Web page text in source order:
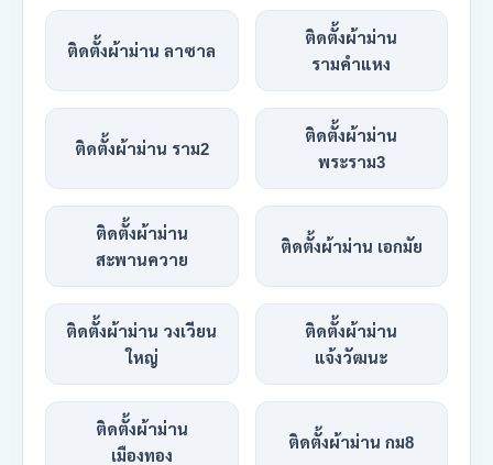
ติดตั้งผ้าม่าน ลาซาล
ติดตั้งผ้าม่าน
รามคำแหง
ติดตั้งผ้าม่าน ราม2
ติดตั้งผ้าม่าน
พระราม3
ติดตั้งผ้าม่าน
สะพานควาย
ติดตั้งผ้าม่าน เอกมัย
ติดตั้งผ้าม่าน วงเวียน
ใหญ่
ติดตั้งผ้าม่าน
แจ้งวัฒนะ
ติดตั้งผ้าม่าน
เมืองทอง
ติดตั้งผ้าม่าน กม8